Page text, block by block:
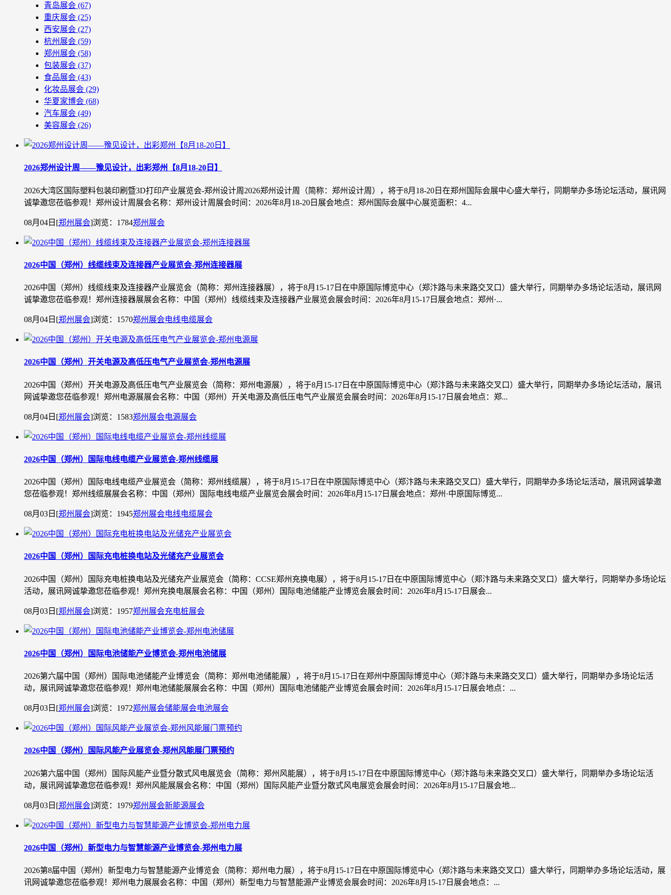
青岛展会 (67)
重庆展会 (25)
西安展会 (27)
杭州展会 (59)
郑州展会 (58)
包装展会 (37)
食品展会 (43)
化妆品展会 (29)
华夏家博会 (68)
汽车展会 (49)
美容展会 (26)
2026郑州设计周——豫见设计，出彩郑州【8月18-20日】
2026大湾区国际塑料包装印刷暨3D打印产业展览会-郑州设计周2026郑州设计周（简称：郑州设计周），将于8月18-20日在郑州国际会展中心盛大举行，同期举办多场论坛活动，展讯网
诚挚邀您莅临参观！郑州设计周展会名称：郑州设计周展会时间：2026年8月18-20日展会地点：郑州国际会展中心展览面积：4...
08月04日 [郑州展会]浏览：1784郑州展会
2026中国（郑州）线缆线束及连接器产业展览会-郑州连接器展
2026中国（郑州）线缆线束及连接器产业展览会（简称：郑州连接器展），将于8月15-17日在中原国际博览中心（郑汴路与未来路交叉口）盛大举行，同期举办多场论坛活动，展讯网
诚挚邀您莅临参观！郑州连接器展展会名称：中国（郑州）线缆线束及连接器产业展览会展会时间：2026年8月15-17日展会地点：郑州·...
08月04日 [郑州展会]浏览：1570郑州展会电线电缆展会
2026中国（郑州）开关电源及高低压电气产业展览会-郑州电源展
2026中国（郑州）开关电源及高低压电气产业展览会（简称：郑州电源展），将于8月15-17日在中原国际博览中心（郑汴路与未来路交叉口）盛大举行，同期举办多场论坛活动，展讯
网诚挚邀您莅临参观！郑州电源展展会名称：中国（郑州）开关电源及高低压电气产业展览会展会时间：2026年8月15-17日展会地点：郑...
08月04日 [郑州展会]浏览：1583郑州展会电源展会
2026中国（郑州）国际电线电缆产业展览会-郑州线缆展
2026中国（郑州）国际电线电缆产业展览会（简称：郑州线缆展），将于8月15-17日在中原国际博览中心（郑汴路与未来路交叉口）盛大举行，同期举办多场论坛活动，展讯网诚挚邀
您莅临参观！郑州线缆展展会名称：中国（郑州）国际电线电缆产业展览会展会时间：2026年8月15-17日展会地点：郑州·中原国际博览...
08月03日 [郑州展会]浏览：1945郑州展会电线电缆展会
2026中国（郑州）国际充电桩换电站及光储充产业展览会
2026中国（郑州）国际充电桩换电站及光储充产业展览会（简称：CCSE郑州充换电展），将于8月15-17日在中原国际博览中心（郑汴路与未来路交叉口）盛大举行，同期举办多场论坛
活动，展讯网诚挚邀您莅临参观！郑州充换电展展会名称：中国（郑州）国际电池储能产业博览会展会时间：2026年8月15-17日展会...
08月03日 [郑州展会]浏览：1957郑州展会充电桩展会
2026中国（郑州）国际电池储能产业博览会-郑州电池储展
2026第六届中国（郑州）国际电池储能产业博览会（简称：郑州电池储能展），将于8月15-17日在郑州中原国际博览中心（郑汴路与未来路交叉口）盛大举行，同期举办多场论坛活
动，展讯网诚挚邀您莅临参观！郑州电池储能展展会名称：中国（郑州）国际电池储能产业博览会展会时间：2026年8月15-17日展会地点：...
08月03日 [郑州展会]浏览：1972郑州展会储能展会电池展会
​2026中国（郑州）国际风能产业展览会-郑州风能展门票预约
2026第六届中国（郑州）国际风能产业暨分散式风电展览会（简称：郑州风能展），将于8月15-17日在中原国际博览中心（郑汴路与未来路交叉口）盛大举行，同期举办多场论坛活
动，展讯网诚挚邀您莅临参观！郑州风能展展会名称：中国（郑州）国际风能产业暨分散式风电展览会展会时间：2026年8月15-17日展会地...
08月03日 [郑州展会]浏览：1979郑州展会新能源展会
2026中国（郑州）新型电力与智慧能源产业博览会-郑州电力展
2026第8届中国（郑州）新型电力与智慧能源产业博览会（简称：郑州电力展），将于8月15-17日在中原国际博览中心（郑汴路与未来路交叉口）盛大举行，同期举办多场论坛活动，展
讯网诚挚邀您莅临参观！郑州电力展展会名称：中国（郑州）新型电力与智慧能源产业博览会展会时间：2026年8月15-17日展会地点：...